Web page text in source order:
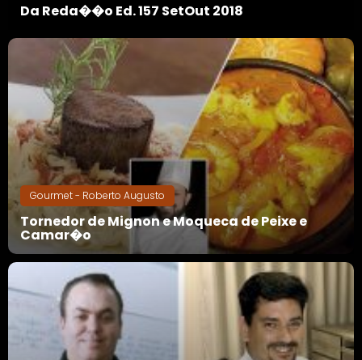
Da Reda��o Ed. 157 SetOut 2018
Gourmet - Roberto Augusto
Tornedor de Mignon e Moqueca de Peixe e
Camar�o